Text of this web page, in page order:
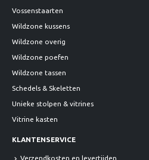
Vossenstaarten
Wildzone kussens
Wildzone overig
Wildzone poefen
Wildzone tassen
Schedels & Skeletten
Unieke stolpen & vitrines
Vitrine kasten
KLANTENSERVICE
Verzendkosten en levertijden